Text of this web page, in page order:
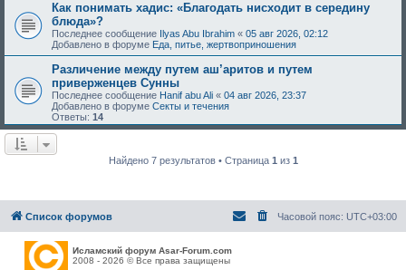
Как понимать хадис: «Благодать нисходит в середину
блюда»?
Последнее сообщение Ilyas Abu Ibrahim « 05 авг 2026, 02:12
Добавлено в форуме Еда, питье, жертвоприношения
Различение между путем аш’аритов и путем
приверженцев Сунны
Последнее сообщение Hanif abu Ali « 04 авг 2026, 23:37
Добавлено в форуме Секты и течения
Ответы: 14
Найдено 7 результатов • Страница 1из 1
Список форумов Часовой пояс: UTC+03:00
Исламский форум Asar-Forum.com
2008 - 2026 © Все права защищены